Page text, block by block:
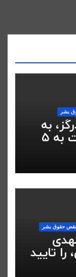
بشر
به
دلیل «مخالفت» با حکومت به ۵
حقوق بشر
تایید